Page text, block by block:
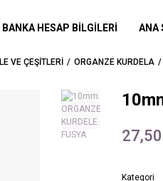
BANKA HESAP BİLGİLERİ ANA
VE ÇEŞİTLERİ ORGANZE KURDELA
Kategori